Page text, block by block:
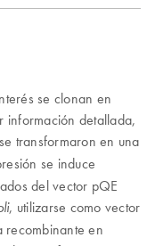
se clonan en
información detallada,
transformaron en una
se induce
del vector pQE
, utilizarse como vector
en